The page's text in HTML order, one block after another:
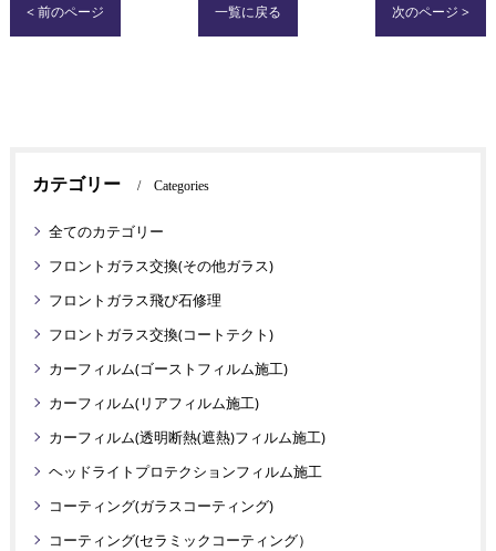
< 前のページ 一覧に戻る 次のページ >
カテゴリー Categories
全てのカテゴリー
フロントガラス交換(その他ガラス)
フロントガラス飛び石修理
フロントガラス交換(コートテクト)
カーフィルム(ゴーストフィルム施工)
カーフィルム(リアフィルム施工)
カーフィルム(透明断熱(遮熱)フィルム施工)
ヘッドライトプロテクションフィルム施工
コーティング(ガラスコーティング)
コーティング(セラミックコーティング）